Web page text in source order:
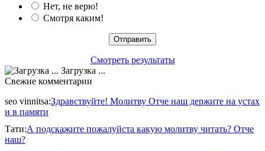
Нет, не верю!
Смотря каким!
Смотреть результаты
Загрузка ...
Свежие комментарии
seo vinnitsa:Здравствуйте! Молитву Отче наш держите на устах
и в памяти
Тати:А подскажите пожалуйста какую молитву читать? Отче
наш?